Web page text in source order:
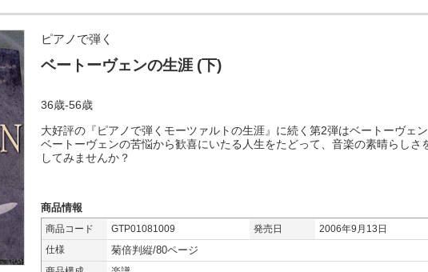
ピアノで弾く
ベートーヴェンの生涯 (下)
36歳-56歳
大好評の『ピアノで弾くモーツァルトの生涯』に続く第2弾はベートーヴェン
ベートーヴェンの苦悩から歓喜にいたる人生をたどって、音楽の素晴らしさ
してみませんか？
商品情報
商品コード GTP01081009 発売日
2006年9月13日
仕様
菊倍判縦/80ページ